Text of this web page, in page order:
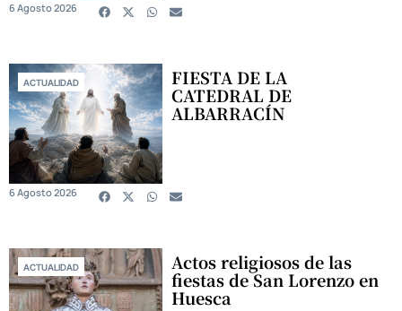
6 Agosto 2026
ACTUALIDAD FIESTA DE LA
CATEDRAL DE
ALBARRACÍN
6 Agosto 2026
ACTUALIDAD Actos religiosos de las
fiestas de San Lorenzo en
Huesca